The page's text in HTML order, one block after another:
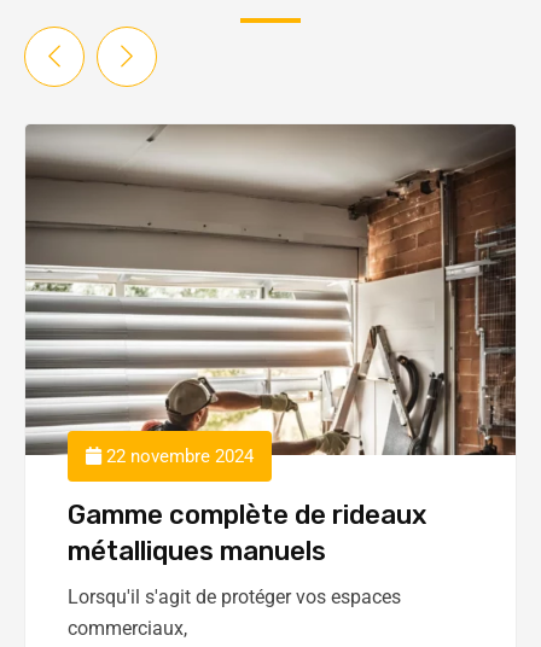
22 novembre 2024
Gamme complète de rideaux
métalliques manuels
Lorsqu'il s'agit de protéger vos espaces
commerciaux,